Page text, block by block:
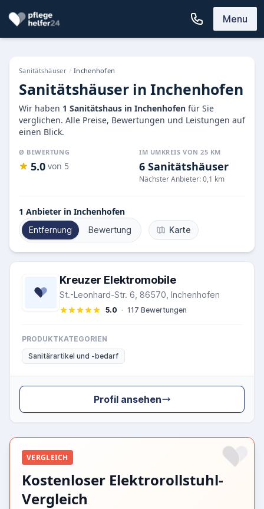
Menu
Sanitätshäuser / Inchenhofen
Sanitätshäuser in Inchenhofen
Wir haben 1 Sanitätshaus in Inchenhofen für Sie
verglichen. Alle Preise, Bewertungen und Leistungen auf
einen Blick.
Ø BEWERTUNG
5.0 von 5
IM UMKREIS VON 25 KM
6 Sanitätshäuser
Nächster Anbieter: 0,1 km
1 Anbieter in Inchenhofen
Entfernung Bewertung Karte
Kreuzer Elektromobile
St.-Leonhard-Str. 6, 86570, Inchenhofen
5.0 · 117 Bewertungen
PRODUKTKATEGORIEN
Sanitärartikel und -bedarf
Profil ansehen
VERGLEICH
Kostenloser Elektrorollstuhl-
Vergleich